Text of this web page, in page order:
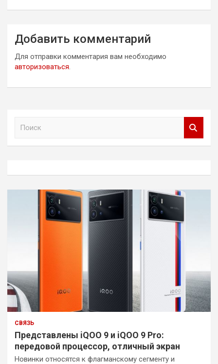
Добавить комментарий
Для отправки комментария вам необходимо
авторизоваться.
СВЯЗЬ
Представлены iQOO 9 и iQOO 9 Pro:
передовой процессор, отличный экран
Новинки относятся к флагманскому сегменту и